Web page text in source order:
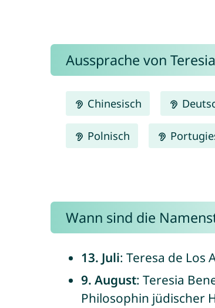
Aussprache von Teresia
Chinesisch
Polnisch
Wann sind die
13. Juli: Teresa de Los
9. August: Teresia
Philosophin jüdischer